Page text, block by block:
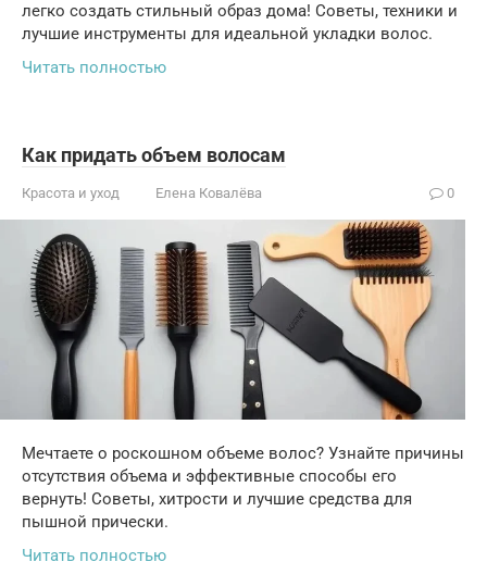
легко создать стильный образ дома! Советы, техники и
лучшие инструменты для идеальной укладки волос.
Читать полностью
Как придать объем волосам
Красота и уход Елена Ковалёва 0
Мечтаете о роскошном объеме волос? Узнайте причины
отсутствия объема и эффективные способы его
вернуть! Советы, хитрости и лучшие средства для
пышной прически.
Читать полностью